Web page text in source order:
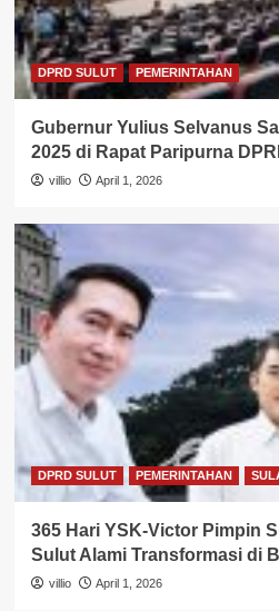
DPRD SULUT PEMERINTAHAN
Gubernur Yulius Selvanus
2025 di Rapat Paripurna
villio April 1, 2026
DPRD SULUT PEMERINTAHAN
365 Hari YSK-Victor Pimpin
Sulut Alami Transformasi di
villio April 1, 2026